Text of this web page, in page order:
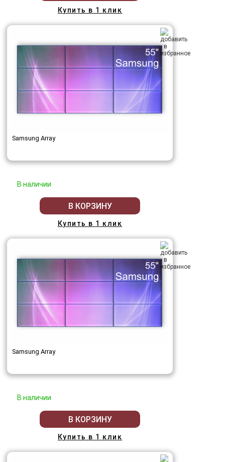
Купить в 1 клик
Samsung Array
В наличии
В КОРЗИНУ
Купить в 1 клик
Samsung Array
В наличии
В КОРЗИНУ
Купить в 1 клик